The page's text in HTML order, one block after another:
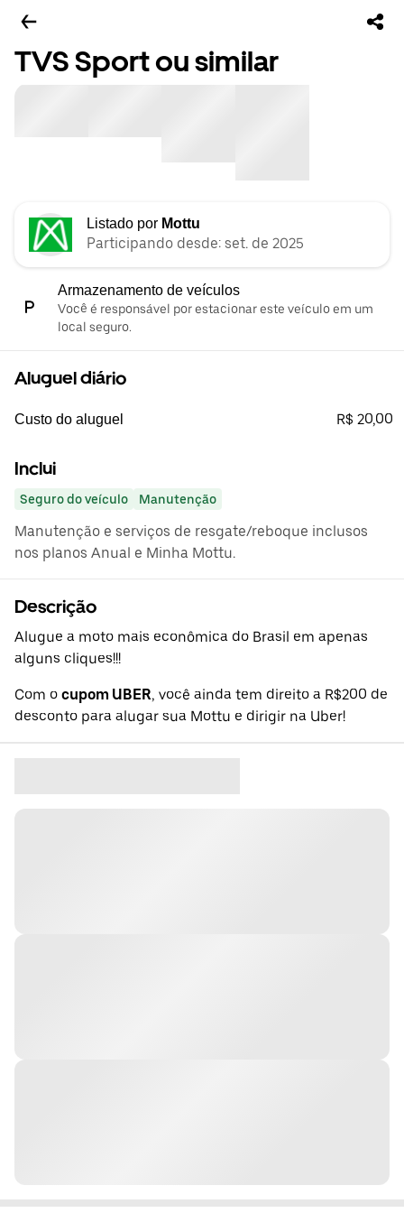
TVS Sport ou similar
Listado por Mottu
Participando desde: set. de 2025
Armazenamento de veículos
Você é responsável por estacionar este veículo em um
local seguro.
Aluguel diário
Custo do aluguel R$ 20,00
Inclui
Seguro do veículo Manutenção
Manutenção e serviços de resgate/reboque inclusos
nos planos Anual e Minha Mottu.
Descrição
Alugue a moto mais econômica do Brasil em apenas
alguns cliques!!!
Com o cupom UBER, você ainda tem direito a R$200 de
desconto para alugar sua Mottu e dirigir na Uber!